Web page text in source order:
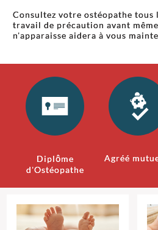
Consultez votre ostéopathe tous
travail de précaution avant
n'apparaisse aidera à vous
Diplôme
d'Ostéopathe
Agréé